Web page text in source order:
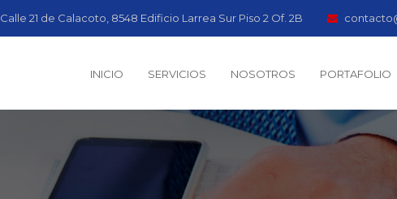
Calle 21 de Calacoto, 8548 Edificio Larrea Sur Piso 2 Of. 2B
INICIO SERVICIOS NOSOTROS PORTAFOLIO